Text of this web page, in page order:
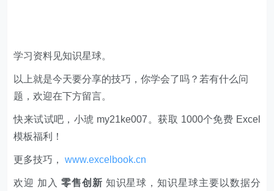
学习资料见知识星球。
以上就是今天要分享的技巧，你学会了吗？若有什么问
题，欢迎在下方留言。
快来试试吧，小琥 my21ke007。获取 1000个免费 Excel
模板福利​​​​！
更多技巧，www.excelbook.cn
欢迎 加入 零售创新 知识星球，知识星球主要以数据分